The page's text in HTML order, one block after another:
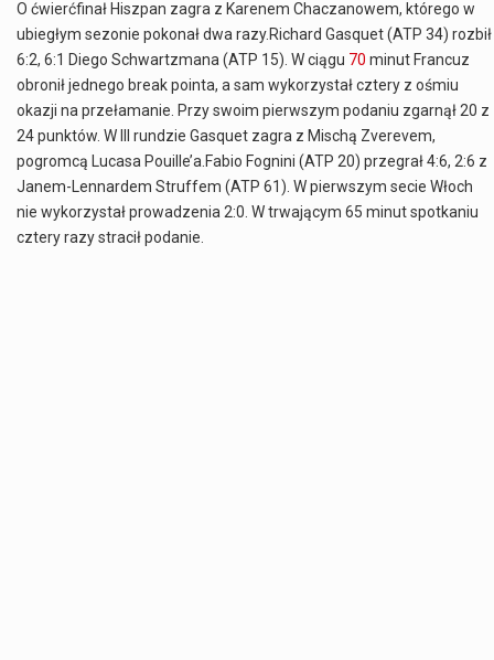
O ćwierćfinał Hiszpan zagra z Karenem Chaczanowem, którego w
ubiegłym sezonie pokonał dwa razy.Richard Gasquet (ATP 34) rozbił
6:2, 6:1 Diego Schwartzmana (ATP 15). W ciągu 70 minut Francuz
obronił jednego break pointa, a sam wykorzystał cztery z ośmiu
okazji na przełamanie. Przy swoim pierwszym podaniu zgarnął 20 z
24 punktów. W III rundzie Gasquet zagra z Mischą Zverevem,
pogromcą Lucasa Pouille’a.Fabio Fognini (ATP 20) przegrał 4:6, 2:6 z
Janem-Lennardem Struffem (ATP 61). W pierwszym secie Włoch
nie wykorzystał prowadzenia 2:0. W trwającym 65 minut spotkaniu
cztery razy stracił podanie.